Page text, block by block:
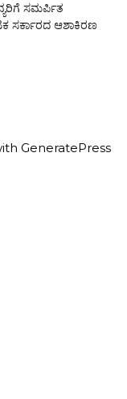
ಸಮರ್ಪಿತ
ಸರ್ಕಾರದ ಆಶಾಕಿರಣ
GeneratePress